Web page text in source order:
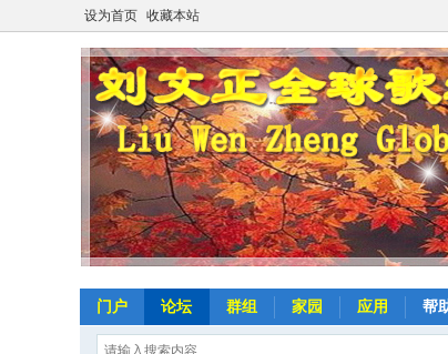
设为首页 收藏本站
门户 论坛 群组 家园 应用 帮